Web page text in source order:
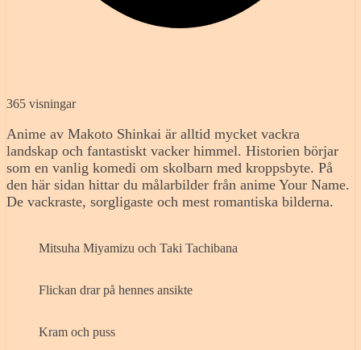
365 visningar
Anime av Makoto Shinkai är alltid mycket vackra
landskap och fantastiskt vacker himmel. Historien börjar
som en vanlig komedi om skolbarn med kroppsbyte. På
den här sidan hittar du målarbilder från anime Your Name.
De vackraste, sorgligaste och mest romantiska bilderna.
Mitsuha Miyamizu och Taki Tachibana
Flickan drar på hennes ansikte
Kram och puss